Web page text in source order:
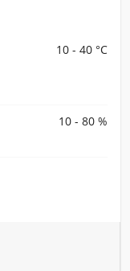
10 - 40 °C
10 - 80 %